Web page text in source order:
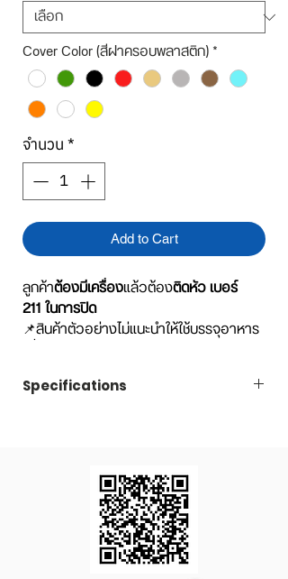
Cover Color (สีฝาครอบพลาสติก)*
จำนวน *
Add to Cart
ลูกค้าต้องมีเครื่องแล้วต้องติดหัว เบอร์
211 ในการปิด
📌สินค้าตัวอย่างไม่แนะนำให้ใช้บรรจุอาหาร
Specifications
340 ml.
Diameter 65 x Height
120 mm.